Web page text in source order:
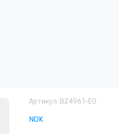
Артикул: BZ4961-E0
NOK